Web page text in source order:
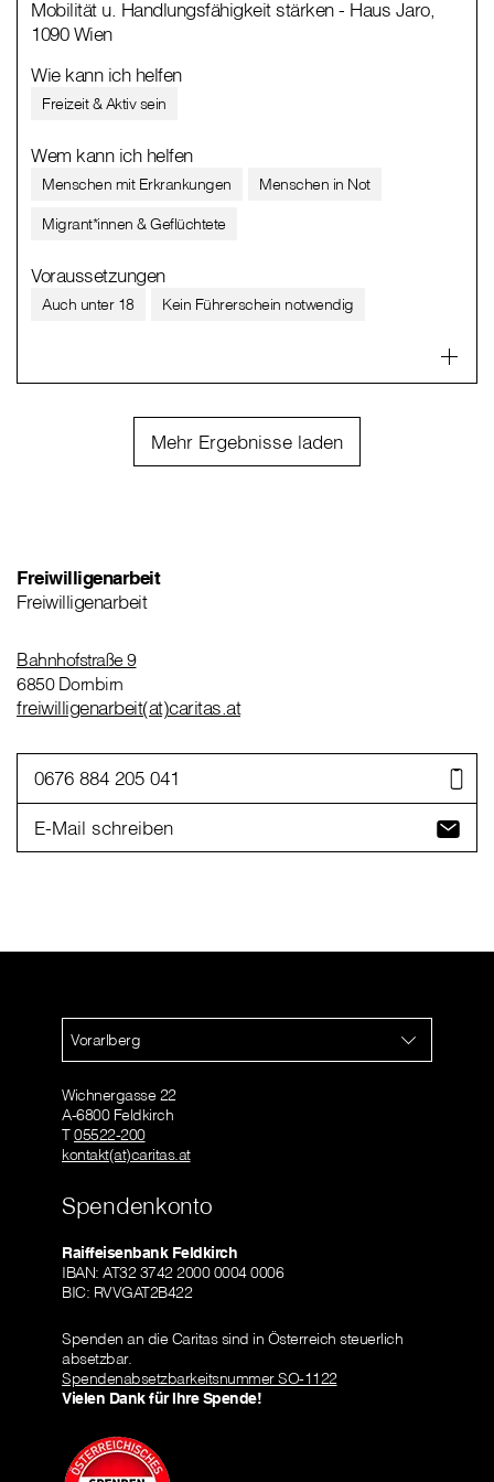
Mobilität u. Handlungsfähigkeit stärken - Haus Jaro,
1090 Wien
Wie kann ich helfen
Freizeit & Aktiv sein
Wem kann ich helfen
Menschen mit Erkrankungen
Menschen in Not
Migrant*innen & Geflüchtete
Voraussetzungen
Auch unter 18 Kein Führerschein notwendig
Mehr Ergebnisse laden
Freiwilligenarbeit
Freiwilligenarbeit
Bahnhofstraße 9
6850 Dornbirn
freiwilligenarbeit(at)caritas.at
0676 884 205 041
E-Mail schreiben
Vorarlberg
Wichnergasse 22
A-6800 Feldkirch
T05522-200
kontakt(at)caritas.at
Spendenkonto
Raiffeisenbank Feldkirch
IBAN: AT32 3742 2000 0004 0006
BIC: RVVGAT2B422
Spenden an die Caritas sind in Österreich steuerlich
absetzbar.
Spendenabsetzbarkeitsnummer SO-1122
Vielen Dank für Ihre Spende!